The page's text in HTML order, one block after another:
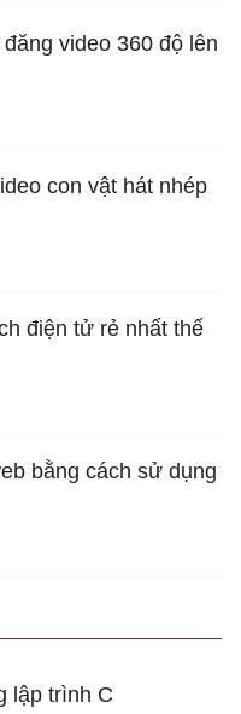
video 360 độ lên
con vật hát nhép
điện tử rẻ nhất thế
bằng cách sử dụng
lập trình C